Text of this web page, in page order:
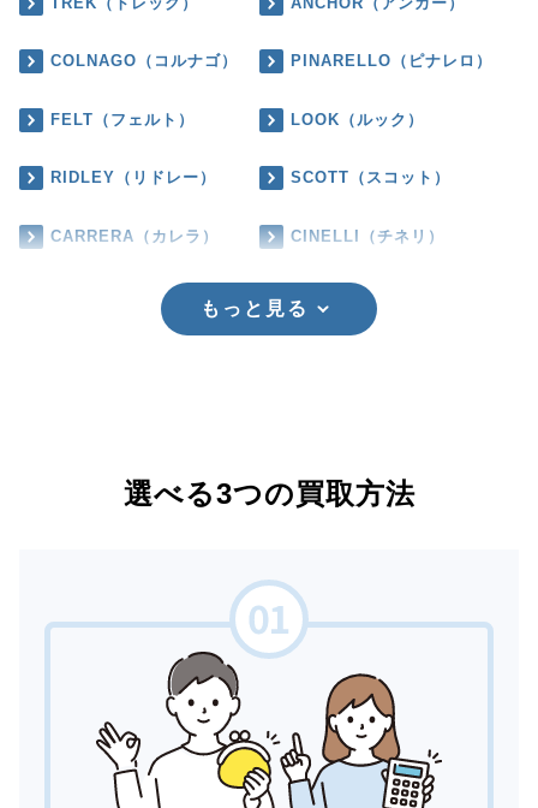
COLNAGO（コルナゴ） PINARELLO（ピナレロ）
FELT（フェルト） LOOK（ルック）
RIDLEY（リドレー） SCOTT（スコット）
CARRERA（カレラ） CINELLI（チネリ）
もっと見る
選べる3つの買取方法